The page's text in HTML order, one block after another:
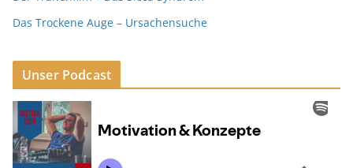
Das Trockene Auge – Ursachensuche
Unser Podcast